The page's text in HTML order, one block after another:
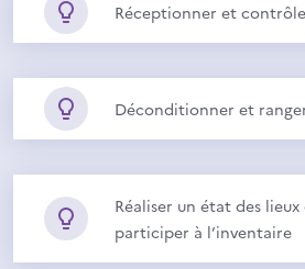
Réceptionner et
Déconditionner et
Réaliser un état des
participer à l’inventaire